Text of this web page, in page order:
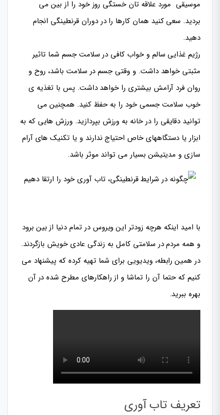
موسیقی مورد علاقه تان خستگی روز خود را از بین می
بردید. سعی کنید همان کارها را در دوران قرنطینگی انجام
دهید.
رژیم غذایی سالم و خواب کافی در سلامت جسم شما تاثیر
مثبتی خواهد داشت. و وقتی جسم در سلامت باشد، روح و
روان فرد آرامش بیشتری را خواهد داشت. پس با تغذیه ی
خوب سلامت جسمی خود را به حفظ کنید. همچنین می
توانید دقایقی را در خانه به ورزش بپردازید. ورزش هایی که به
ابزار یا دستگاههای خاص احتیاج ندارند و یا تکنیک های آرام
سازی و مدیتیشن بسیار می تواند موثر باشد.
با امید اینکه هرچه زودتر این ویروس در تمام دنیا از بین برود
و همه مردم در سلامتی کامل به زندگی عادی خویش بازگردند.
در همین رابطه، ویدیویی برای شما تهیه کرده که پیشنهاد می
کنیم که حتما آن را تماشا و از راهکارهای مطرح شده در آن
بهره ببرید.
تعریف تاب آوری